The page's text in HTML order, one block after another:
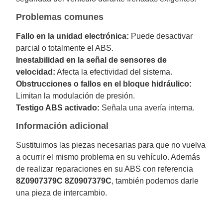
Problemas comunes
Fallo en la unidad electrónica: Puede desactivar
parcial o totalmente el ABS.
Inestabilidad en la señal de sensores de
velocidad: Afecta la efectividad del sistema.
Obstrucciones o fallos en el bloque hidráulico:
Limitan la modulación de presión.
Testigo ABS activado: Señala una avería interna.
Información adicional
Sustituimos las piezas necesarias para que no vuelva
a ocurrir el mismo problema en su vehículo. Además
de realizar reparaciones en su ABS con referencia
8Z0907379C 8Z0907379C, también podemos darle
una pieza de intercambio.